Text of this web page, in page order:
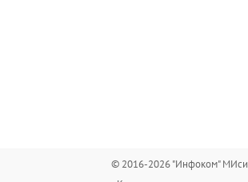
© 2016-2026 "Инфоком" МИси